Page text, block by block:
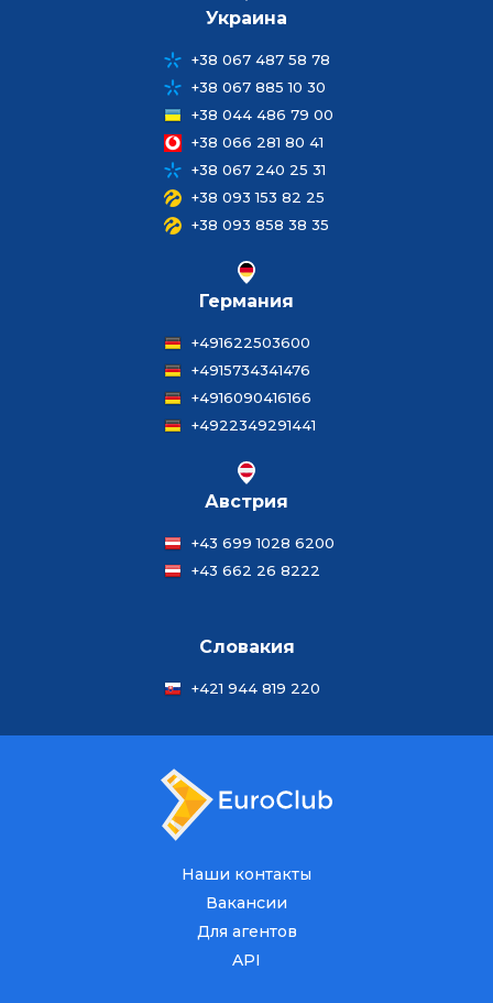
Украина
+38 067 487 58 78
+38 067 885 10 30
+38 044 486 79 00
+38 066 281 80 41
+38 067 240 25 31
+38 093 153 82 25
+38 093 858 38 35
Германия
+491622503600
+4915734341476
+4916090416166
+4922349291441
Австрия
+43 699 1028 6200
+43 662 26 8222
Словакия
+421 944 819 220
Наши контакты
Вакансии
Для агентов
API